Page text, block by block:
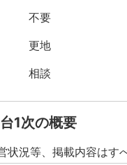
不要
更地
相談
1次の概要
状況等、掲載内容はす